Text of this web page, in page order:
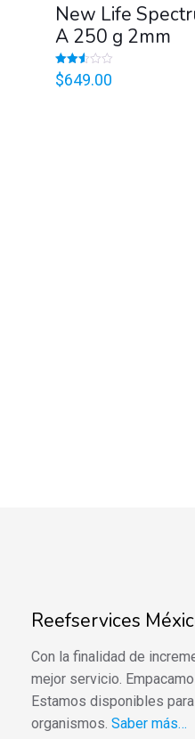
New Life
A 250 g 2mm
Valorado
en
$649.00
Reefservices
Con la finalidad de
mejor servicio.
Estamos disponibles
organismos. Saber más…